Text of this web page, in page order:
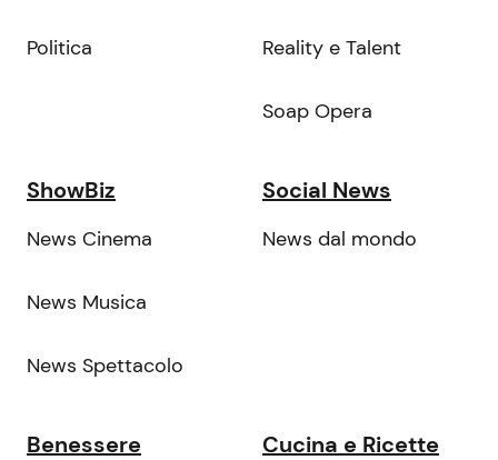
Politica Reality e Talent
Soap Opera
ShowBiz
News Cinema
News Musica
News Spettacolo
Social News
News dal mondo
Benessere Cucina e Ricette